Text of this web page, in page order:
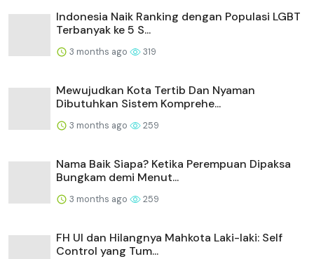
Indonesia Naik Ranking dengan Populasi LGBT
Terbanyak ke 5 S...
3 months ago 319
Mewujudkan Kota Tertib Dan Nyaman
Dibutuhkan Sistem Komprehe...
3 months ago 259
Nama Baik Siapa? Ketika Perempuan Dipaksa
Bungkam demi Menut...
3 months ago 259
FH UI dan Hilangnya Mahkota Laki-laki: Self
Control yang Tum...